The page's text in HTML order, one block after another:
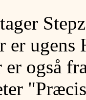
er ugens
også